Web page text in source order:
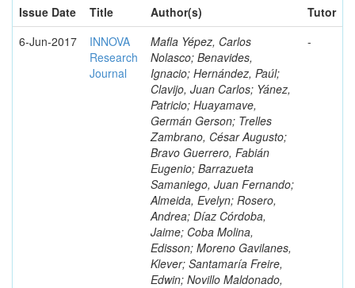
Issue Date
Title Author(s)
Tutor
6-Jun-2017
INNOVA
Research
Journal
Mafla Yépez, Carlos
Nolasco; Benavides,
Ignacio; Hernández, Paúl;
Clavijo, Juan Carlos; Yánez,
Patricio; Huayamave,
Germán Gerson; Trelles
Zambrano, César Augusto;
Bravo Guerrero, Fabián
Eugenio; Barrazueta
Samaniego, Juan Fernando;
Almeida, Evelyn; Rosero,
Andrea; Díaz Córdoba,
Jaime; Coba Molina,
Edisson; Moreno Gavilanes,
Klever; Santamaría Freire,
Edwin; Novillo Maldonado,
-